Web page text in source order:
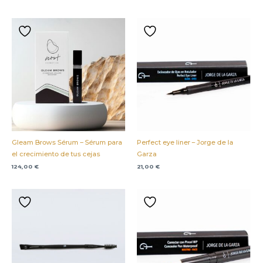
Gleam Brows Sérum – Sérum para
el crecimiento de tus cejas
124,00 €
Perfect eye liner – Jorge de la
Garza
21,00 €